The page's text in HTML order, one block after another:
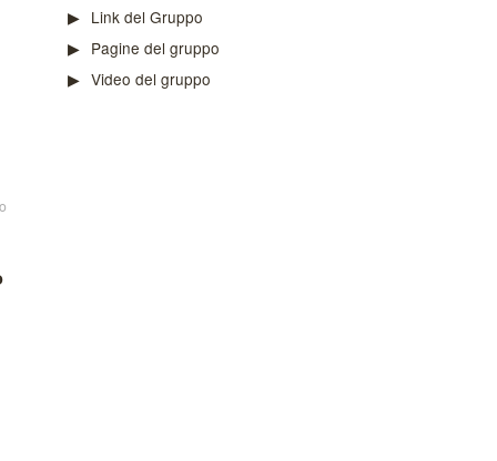
Link del Gruppo
Pagine del gruppo
Video del gruppo